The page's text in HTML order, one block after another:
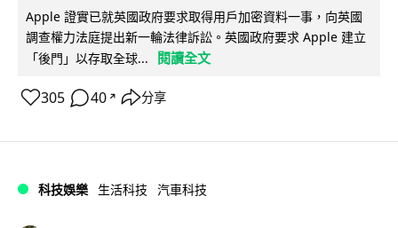
Apple 證實已就英國政府要求取得用戶加密資料一事，向英國
調查權力法庭提出新一輪法律訴訟。英國政府要求 Apple 建立
「後門」以存取全球...
閱讀全文
305 40 ↗ 分享
科技娛樂 生活科技 汽車科技